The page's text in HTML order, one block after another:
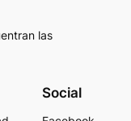
las
Social